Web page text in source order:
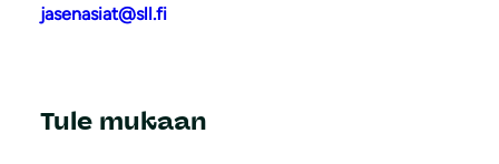
jasenasiat@sll.fi
Tule mukaan